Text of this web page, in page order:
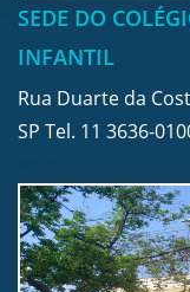
SEDE DO
INFANTIL
Rua Duarte da
SP Tel. 11 3636-